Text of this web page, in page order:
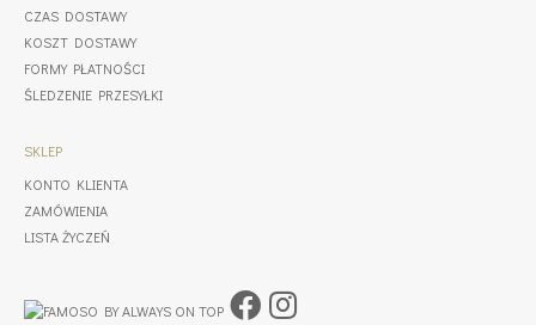
CZAS DOSTAWY
KOSZT DOSTAWY
FORMY PŁATNOŚCI
ŚLEDZENIE PRZESYŁKI
SKLEP
KONTO KLIENTA
ZAMÓWIENIA
LISTA ŻYCZEŃ